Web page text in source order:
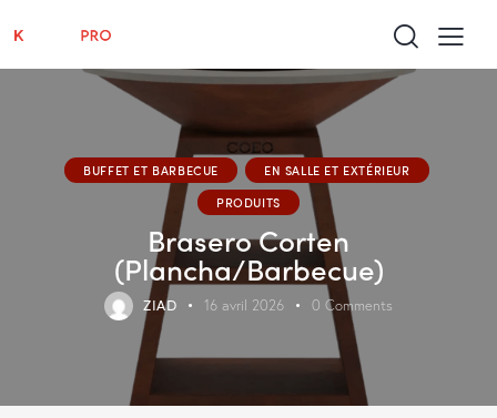
BUFFET ET BARBECUE
EN SALLE ET EXTÉRIEUR
PRODUITS
Brasero Corten
(Plancha/Barbecue)
ZIAD 16 avril 2026 0 Comments